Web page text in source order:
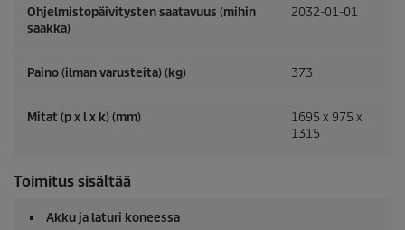
Ohjelmistopäivitysten saatavuus (mihin
saakka)
2032-01-01
Paino (ilman varusteita) (kg) 373
Mitat (p x l x k) (mm)
1695 x 975 x
1315
Toimitus sisältää
Akku ja laturi koneessa